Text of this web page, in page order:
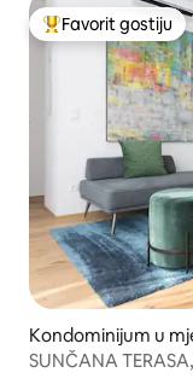
Glavni favorit
Favorit gostiju
Kondominijum u
SUNČANA